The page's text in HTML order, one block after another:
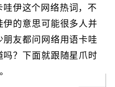
伊这个网络热词，不
的意思可能很多人并
友都问网络用语卡哇
？下面就跟随星爪时